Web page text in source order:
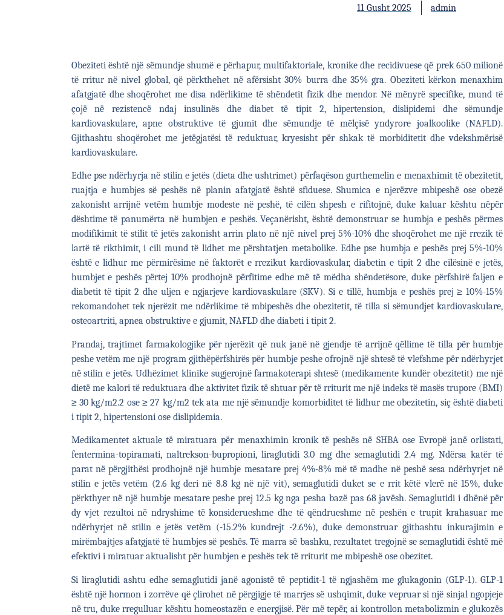
11 Gusht 2025 admin
Obeziteti është një sëmundje shumë e përhapur, multifaktoriale, kronike dhe recidivuese që prek 650 milionë
të rritur në nivel global, që përkthehet në afërsisht 30% burra dhe 35% gra. Obeziteti kërkon menaxhim
afatgjatë dhe shoqërohet me disa ndërlikime të shëndetit fizik dhe mendor. Në mënyrë specifike, mund të
çojë në rezistencë ndaj insulinës dhe diabet të tipit 2, hipertension, dislipidemi dhe sëmundje
kardiovaskulare, apne obstruktive të gjumit dhe sëmundje të mëlçisë yndyrore joalkoolike (NAFLD).
Gjithashtu shoqërohet me jetëgjatësi të reduktuar, kryesisht për shkak të morbiditetit dhe vdekshmërisë
kardiovaskulare.
Edhe pse ndërhyrja në stilin e jetës (dieta dhe ushtrimet) përfaqëson gurthemelin e menaxhimit të obezitetit,
ruajtja e humbjes së peshës në planin afatgjatë është sfiduese. Shumica e njerëzve mbipeshë ose obezë
zakonisht arrijnë vetëm humbje modeste në peshë, të cilën shpesh e rifitojnë, duke kaluar kështu nëpër
dështime të panumërta në humbjen e peshës. Veçanërisht, është demonstruar se humbja e peshës përmes
modifikimit të stilit të jetës zakonisht arrin plato në një nivel prej 5%-10% dhe shoqërohet me një rrezik të
lartë të rikthimit, i cili mund të lidhet me përshtatjen metabolike. Edhe pse humbja e peshës prej 5%-10%
është e lidhur me përmirësime në faktorët e rrezikut kardiovaskular, diabetin e tipit 2 dhe cilësinë e jetës,
humbjet e peshës përtej 10% prodhojnë përfitime edhe më të mëdha shëndetësore, duke përfshirë faljen e
diabetit të tipit 2 dhe uljen e ngjarjeve kardiovaskulare (SKV). Si e tillë, humbja e peshës prej ≥ 10%-15%
rekomandohet tek njerëzit me ndërlikime të mbipeshës dhe obezitetit, të tilla si sëmundjet kardiovaskulare,
osteoartriti, apnea obstruktive e gjumit, NAFLD dhe diabeti i tipit 2.
Prandaj, trajtimet farmakologjike për njerëzit që nuk janë në gjendje të arrijnë qëllime të tilla për humbje
peshe vetëm me një program gjithëpërfshirës për humbje peshe ofrojnë një shtesë të vlefshme për ndërhyrjet
në stilin e jetës. Udhëzimet klinike sugjerojnë farmakoterapi shtesë (medikamente kundër obezitetit) me një
dietë me kalori të reduktuara dhe aktivitet fizik të shtuar për të rriturit me një indeks të masës trupore (BMI)
≥ 30 kg/m2.2 ose ≥ 27 kg/m2tek ata me një sëmundje komorbiditet të lidhur me obezitetin, siç është diabeti
i tipit 2, hipertensioni ose dislipidemia.
Medikamentet aktuale të miratuara për menaxhimin kronik të peshës në SHBA ose Evropë janë orlistati,
fentermina-topiramati, naltrekson-bupropioni, liraglutidi 3.0 mg dhe semaglutidi 2.4 mg. Ndërsa katër të
parat në përgjithësi prodhojnë një humbje mesatare prej 4%-8% më të madhe në peshë sesa ndërhyrjet në
stilin e jetës vetëm (2.6 kg deri në 8.8 kg në një vit), semaglutidi duket se e rrit këtë vlerë në 15%, duke
përkthyer në një humbje mesatare peshe prej 12.5 kg nga pesha bazë pas 68 javësh. Semaglutidi i dhënë për
dy vjet rezultoi në ndryshime të konsiderueshme dhe të qëndrueshme në peshën e trupit krahasuar me
ndërhyrjet në stilin e jetës vetëm (-15.2% kundrejt -2.6%), duke demonstruar gjithashtu inkurajimin e
mirëmbajtjes afatgjatë të humbjes së peshës. Të marra së bashku, rezultatet tregojnë se semaglutidi është më
efektivi i miratuar aktualisht për humbjen e peshës tek të rriturit me mbipeshë ose obezitet.
Si liraglutidi ashtu edhe semaglutidi janë agonistë të peptidit-1 të ngjashëm me glukagonin (GLP-1). GLP-1
është një hormon i zorrëve që çlirohet në përgjigje të marrjes së ushqimit, duke vepruar si një sinjal ngopjeje
në tru, duke rregulluar kështu homeostazën e energjisë. Për më tepër, ai kontrollon metabolizmin e glukozës